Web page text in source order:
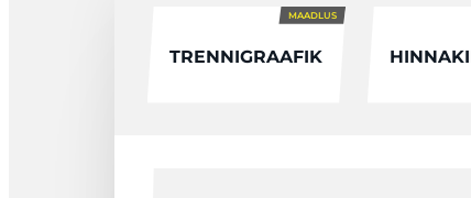
TRENNIGRAAFIK
MAADLUS